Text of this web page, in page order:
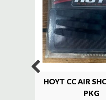
HOYT CC AIR
PKG